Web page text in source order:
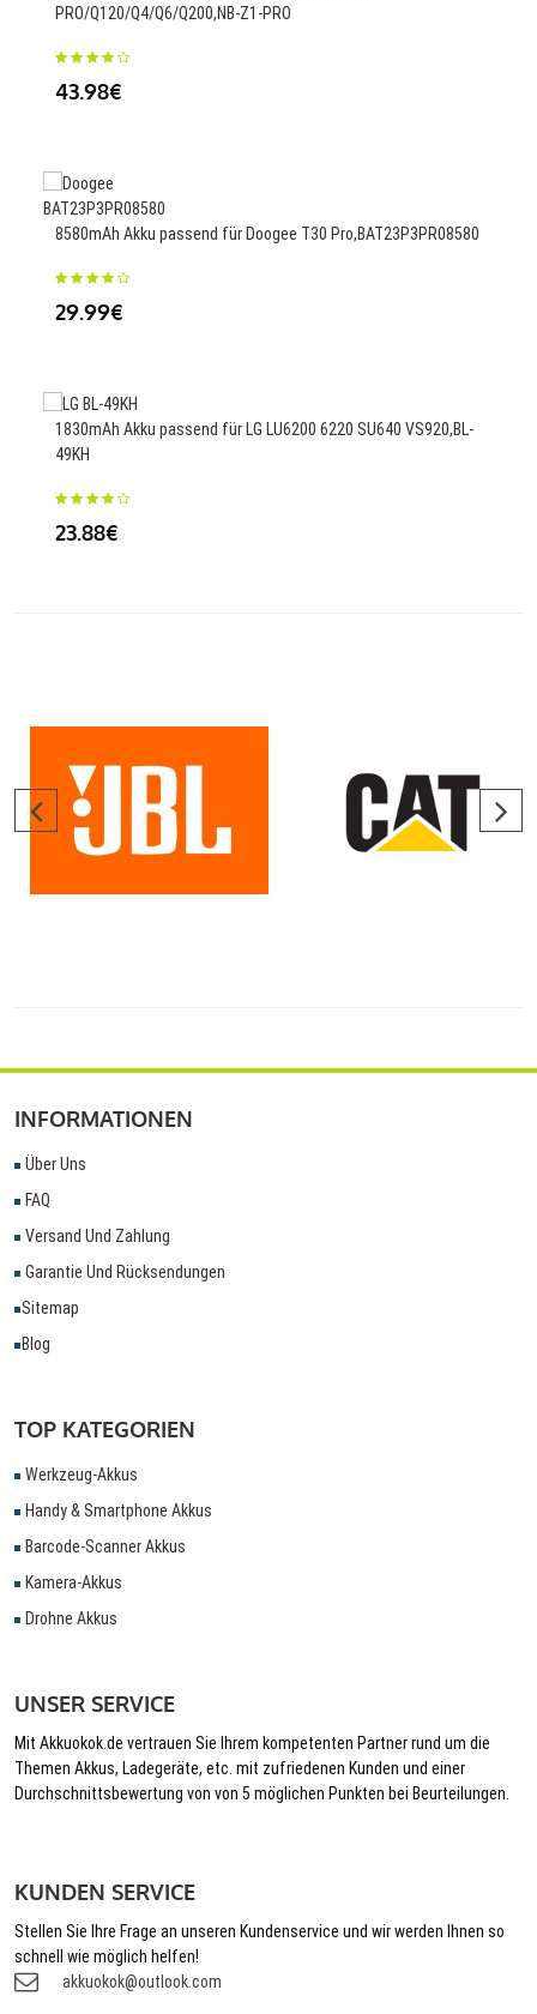
PRO/Q120/Q4/Q6/Q200,NB-Z1-PRO
43.98€
8580mAh Akku passend für Doogee T30 Pro,BAT23P3PR08580
29.99€
1830mAh Akku passend für LG LU6200 6220 SU640 VS920,BL-
49KH
23.88€
INFORMATIONEN
Über Uns
FAQ
Versand Und Zahlung
Garantie Und Rücksendungen
Sitemap
Blog
TOP KATEGORIEN
Werkzeug-Akkus
Handy & Smartphone Akkus
Barcode-Scanner Akkus
Kamera-Akkus
Drohne Akkus
UNSER SERVICE
Mit Akkuokok.de vertrauen Sie Ihrem kompetenten Partner rund um die
Themen Akkus, Ladegeräte, etc. mit zufriedenen Kunden und einer
Durchschnittsbewertung von von 5 möglichen Punkten bei Beurteilungen.
KUNDEN SERVICE
Stellen Sie Ihre Frage an unseren Kundenservice und wir werden Ihnen so
schnell wie möglich helfen!
akkuokok@outlook.com